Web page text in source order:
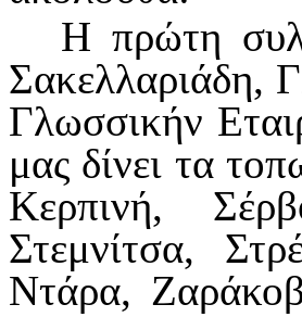
Η πρώτη
Σακελλαριάδη,
Γλωσσικήν
μας δίνει τα
Κερπινή,
Στεμνίτσα,
Ντάρα,